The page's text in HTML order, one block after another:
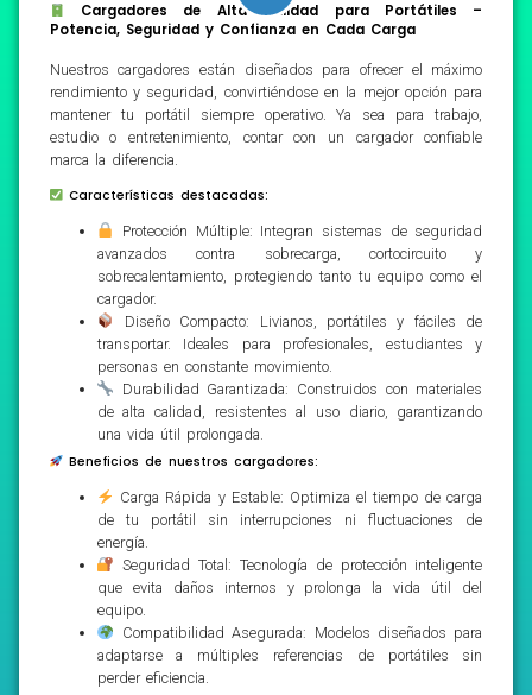
Cargadores de Alta Calidad para Portátiles –
Potencia, Seguridad y Confianza en Cada Carga
Nuestros cargadores están diseñados para ofrecer el máximo
rendimiento y seguridad, convirtiéndose en la mejor opción para
mantener tu portátil siempre operativo. Ya sea para trabajo,
estudio o entretenimiento, contar con un cargador confiable
marca la diferencia.
Características destacadas:
Protección Múltiple: Integran sistemas de seguridad
avanzados contra sobrecarga, cortocircuito y
sobrecalentamiento, protegiendo tanto tu equipo como el
cargador.
Diseño Compacto: Livianos, portátiles y fáciles de
transportar. Ideales para profesionales, estudiantes y
personas en constante movimiento.
Durabilidad Garantizada: Construidos con materiales
de alta calidad, resistentes al uso diario, garantizando
una vida útil prolongada.
Beneficios de nuestros cargadores:
Carga Rápida y Estable: Optimiza el tiempo de carga
de tu portátil sin interrupciones ni fluctuaciones de
energía.
Seguridad Total: Tecnología de protección inteligente
que evita daños internos y prolonga la vida útil del
equipo.
Compatibilidad Asegurada: Modelos diseñados para
adaptarse a múltiples referencias de portátiles sin
perder eficiencia.